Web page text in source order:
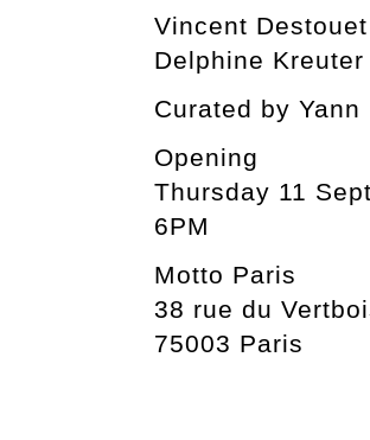
Vincent Destouet
Delphine Kreuter
Curated by
Opening
Thursday 11
6PM
Motto Paris
38 rue du
75003 Paris